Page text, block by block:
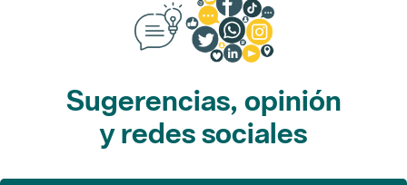
Sugerencias, opinión
y redes sociales